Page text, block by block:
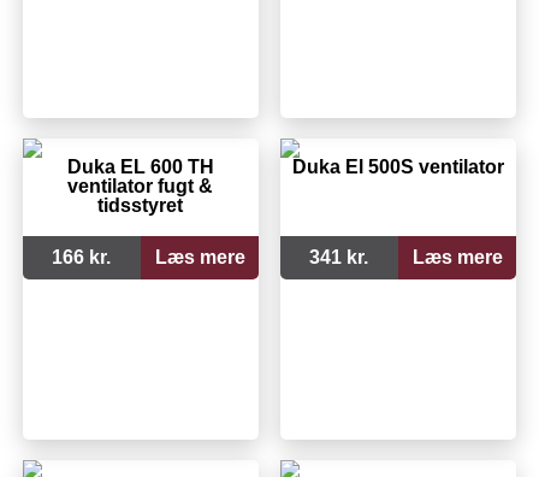
Duka EL 600 TH
ventilator fugt &
tidsstyret
166 kr. Læs mere
Duka El 500S ventilator
341 kr. Læs mere